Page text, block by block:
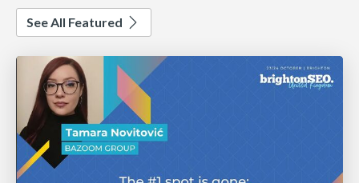
See All Featured